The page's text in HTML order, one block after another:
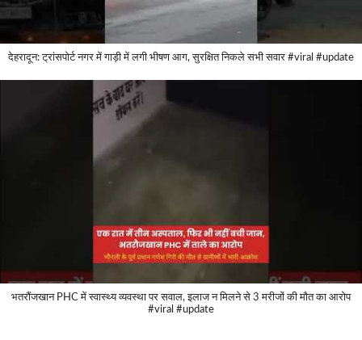
देहरादून: ट्रांसपोर्ट नगर में गाड़ी में लगी भीषण आग, सुरक्षित निकले सभी सवार #viral #update
भतरौंजखान PHC में स्वास्थ्य व्यवस्था पर सवाल, इलाज न मिलने से 3 मरीजों की मौत का आरोप
#viral #update